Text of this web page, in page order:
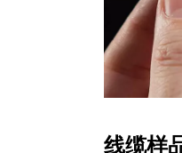
线缆样